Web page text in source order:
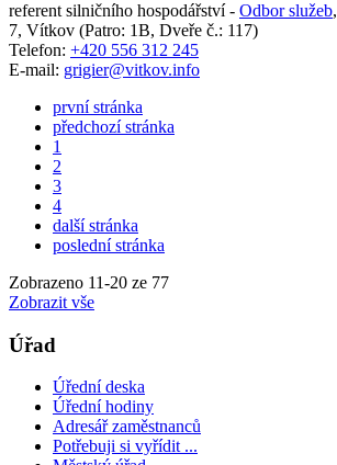
referent silničního hospodářství - Odbor služeb,
7, Vítkov (Patro: 1B, Dveře č.: 117)
Telefon: +420 556 312 245
E-mail: grigier@vitkov.info
první stránka
předchozí stránka
1
2
3
4
další stránka
poslední stránka
Zobrazeno 11-20 ze 77
Zobrazit vše
Úřad
Úřední deska
Úřední hodiny
Adresář zaměstnanců
Potřebuji si vyřídit ...